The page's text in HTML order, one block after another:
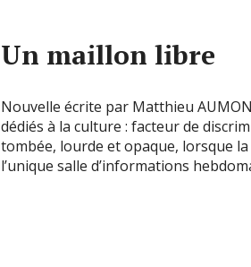
Un maillon libre
Nouvelle écrite par Matthieu
dédiés à la culture : facteur de
tombée, lourde et opaque, lorsque
l’unique salle d’informations